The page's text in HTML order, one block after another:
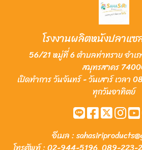
โรงงานผลิตหนังปลาแ
56/21 หมู่ที่ 6 ตำบลท่าทราย อำเ
สมุทรสาคร
เปิดทำการ วันจันทร์ - วันเสาร์ เวลา
ทุกวันอาทิตย์
อีเมล :